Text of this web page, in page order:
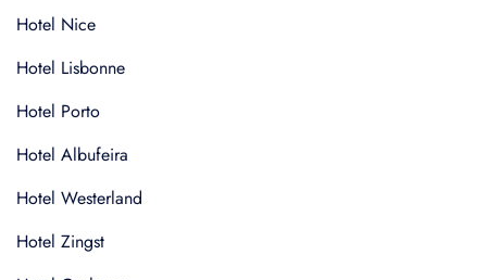
Hotel Nice
Hotel Lisbonne
Hotel Porto
Hotel Albufeira
Hotel Westerland
Hotel Zingst